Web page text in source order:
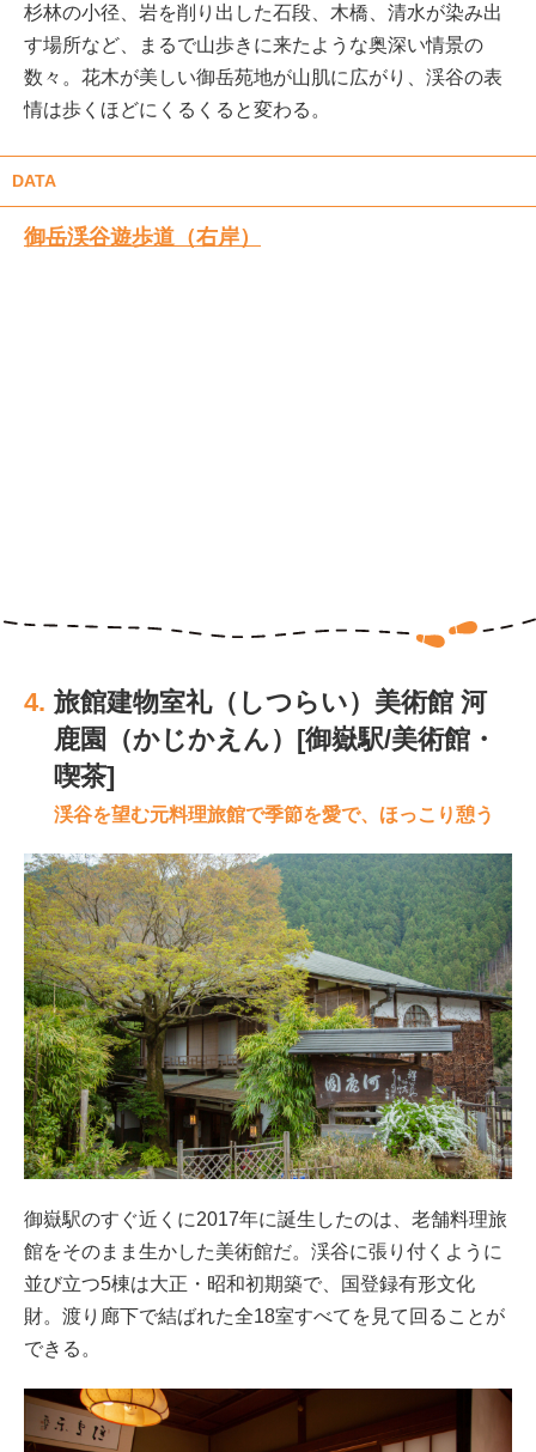
杉林の小径、岩を削り出した石段、木橋、清水が染み出
す場所など、まるで山歩きに来たような奥深い情景の
数々。花木が美しい御岳苑地が山肌に広がり、渓谷の表
情は歩くほどにくるくると変わる。
DATA
御岳渓谷遊歩道（右岸）
4. 旅館建物室礼（しつらい）美術館 河
鹿園（かじかえん）[御嶽駅/美術館・
喫茶]
渓谷を望む元料理旅館で季節を愛で、ほっこり憩う
御嶽駅のすぐ近くに2017年に誕生したのは、老舗料理旅
館をそのまま生かした美術館だ。渓谷に張り付くように
並び立つ5棟は大正・昭和初期築で、国登録有形文化
財。渡り廊下で結ばれた全18室すべてを見て回ることが
できる。